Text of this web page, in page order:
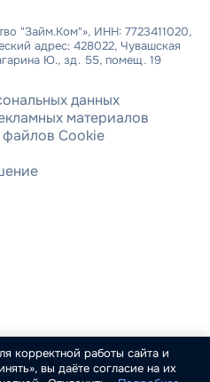
"Займ.Ком"», ИНН: 7723411020,
адрес: 428022, Чувашская
Ю., зд. 55, помещ. 19
данных
материалов
Cookie
корректной работы сайта и
вы даёте согласие на их